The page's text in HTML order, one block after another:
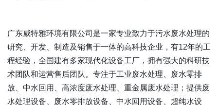
广东威特雅环境有限公司是一家专业致力于污水废水处理的
研究、开发、制造及销售于一体的高科技企业，有12年的工
程经验，全国建有多家现代化设备工厂，拥有强大的科研技
术团队和运营售后团队。专注于工业废水处理、废水零排
放、中水回用、高浓度废水处理、重金属废水处理；提供废
水处理设备、废水零排放设备、中水回用设备、超纯水设